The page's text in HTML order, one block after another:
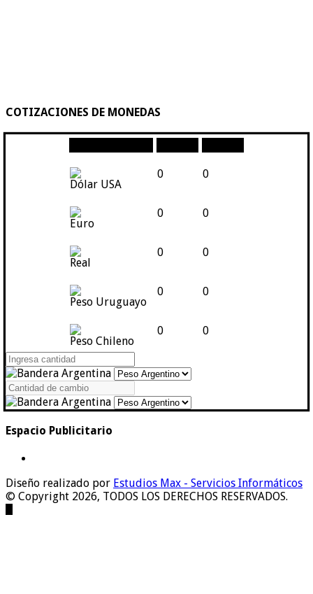
COTIZACIONES DE MONEDAS
Dólar USA
0 0
Euro
0 0
Real
0 0
Peso Uruguayo
0 0
Peso Chileno
0 0
Espacio Publicitario
Diseño realizado por Estudios Max - Servicios Informáticos
© Copyright 2026, TODOS LOS DERECHOS RESERVADOS.